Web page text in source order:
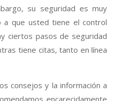
su seguridad es muy
a que usted tiene el control
ciertos pasos de seguridad
tiene citas, tanto en línea
consejos y la información a
encarecidamente